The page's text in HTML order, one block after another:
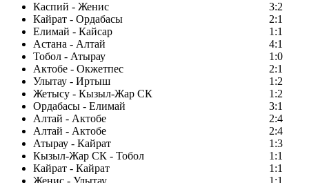
Каспий - Женис
3:2
Кайрат - Ордабасы
2:1
Елимай - Кайсар
1:1
Астана - Алтай
4:1
Тобол - Атырау
1:0
Актобе - Окжетпес
2:1
Улытау - Иртыш
1:2
Жетысу - Кызыл-Жар СК
1:2
Ордабасы - Елимай
3:1
Алтай - Актобе
2:4
Алтай - Актобе
2:4
Атырау - Кайрат
1:3
Кызыл-Жар СК - Тобол
1:1
Кайрат - Кайрат
1:1